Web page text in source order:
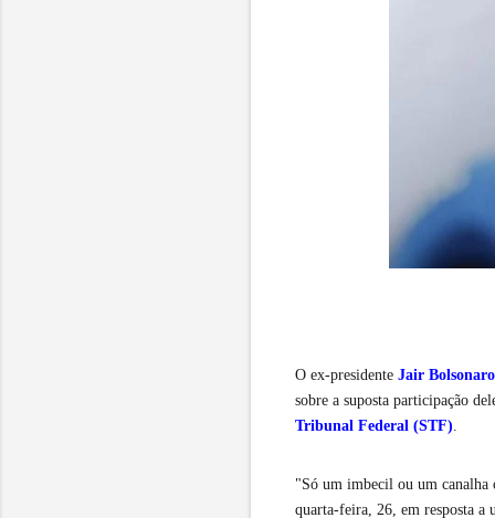
O ex-presidente Jair Bolsonaro
sobre a suposta participação
Tribunal Federal (STF)
"Só um imbecil ou um canalha
quarta-feira, 26, em resposta a